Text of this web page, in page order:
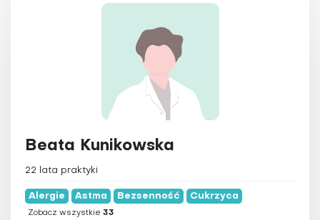
Beata Kunikowska
22 lata praktyki
Alergie Astma Bezsenność Cukrzyca
Zobacz wszystkie 33